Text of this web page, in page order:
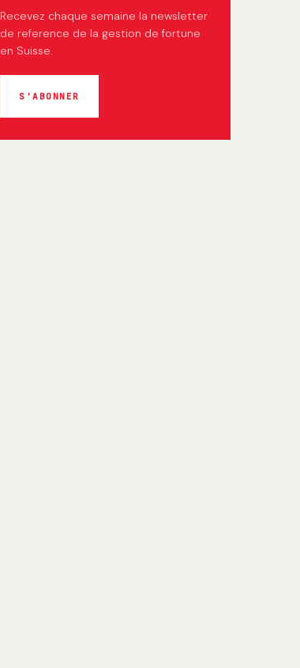
Recevez chaque semaine la newsletter
de reference de la gestion de fortune
en Suisse.
S'ABONNER